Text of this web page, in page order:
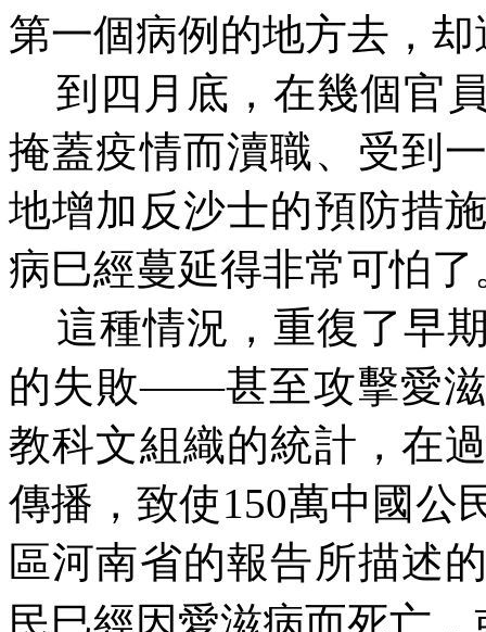
第一個病例的地方去， 却
到四月底，在幾個官
掩蓋疫情而瀆職、受到
地增加反沙士的預防措
病巳經蔓延得非常可怕了
這種情況，重復了早
的失敗——甚至攻擊愛
教科文組織的統計，在
傳播，致使150萬中國公
區河南省的報告所描述